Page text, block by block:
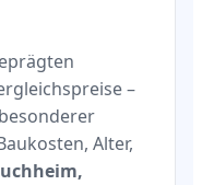
–
Alter,